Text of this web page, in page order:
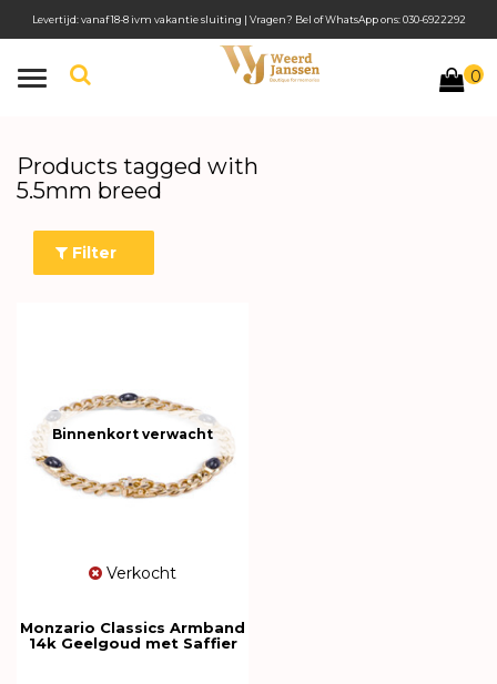
Toggle
0
Levertijd: vanaf 18-8 ivm vakantie sluiting | Vragen? Bel of WhatsApp ons: 030-6922292
Products tagged with
5.5mm breed
Filter
Binnenkort verwacht
Verkocht
Monzario Classics Armband
14k Geelgoud met Saffier